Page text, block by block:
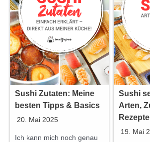
Sushi Zutaten: Meine
besten Tipps & Basics
20. Mai 2025
Ich kann mich noch genau
Sushi
Arten,
Rezepte
19. Mai